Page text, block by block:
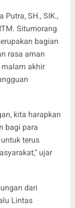
Putra, SH., SIK.,
Situmorang
bagian
rasa aman
malam akhir
kita harapkan
bagi para
terus
ujar
dari
Lintas